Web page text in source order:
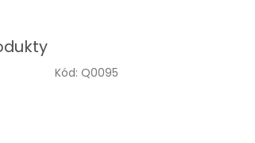
Kód: Q0095